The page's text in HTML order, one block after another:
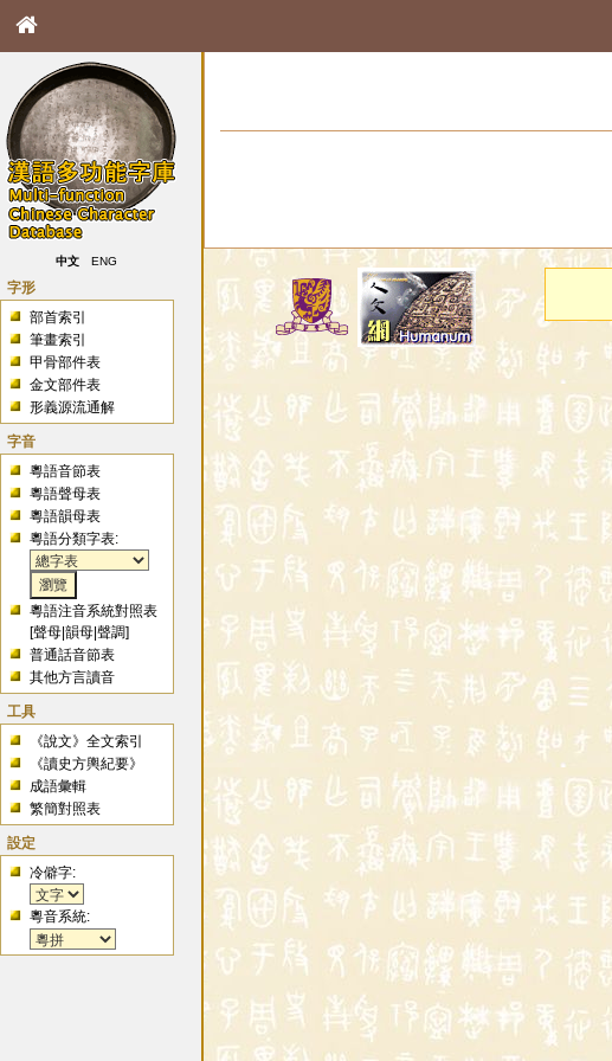
中文 ENG
字形
部首索引
筆畫索引
甲骨部件表
金文部件表
形義源流通解
字音
粵語音節表
粵語聲母表
粵語韻母表
粵語分類字表:
粵語注音系統對照表
[聲母 |韻母 |聲調]
普通話音節表
其他方言讀音
工具
《說文》全文索引
《讀史方輿紀要》
成語彙輯
繁簡對照表
設定
冷僻字:
粵音系統: